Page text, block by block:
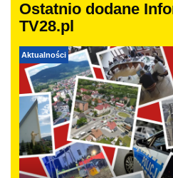
Ostatnio dodane
TV28.pl
Aktualności